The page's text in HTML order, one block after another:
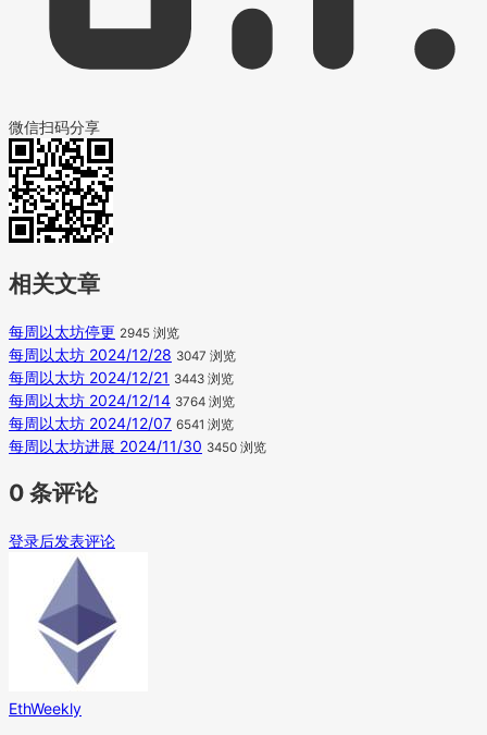
微信扫码分享
相关文章
每周以太坊停更 2945 浏览
每周以太坊 2024/12/28 3047 浏览
每周以太坊 2024/12/21 3443 浏览
每周以太坊 2024/12/14 3764 浏览
每周以太坊 2024/12/07 6541 浏览
每周以太坊进展 2024/11/30 3450 浏览
0 条评论
登录后发表评论
EthWeekly